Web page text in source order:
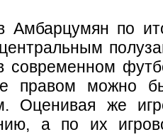
Амбарцумян по
современном
правом можно
Оценивая же
а по их